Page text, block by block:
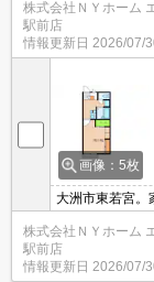
株式会社ＮＹホーム
駅前店
情報更新日 2026/07/
画像：5枚
大洲市東若宮。
身向け物件♪お
株式会社ＮＹホーム
駅前店
情報更新日 2026/07/